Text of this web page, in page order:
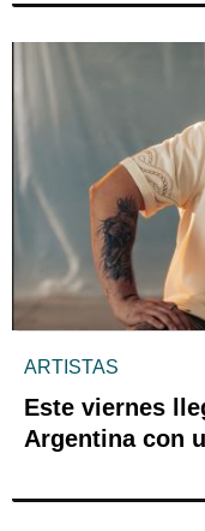
ARTISTAS
Este viernes
Argentina con